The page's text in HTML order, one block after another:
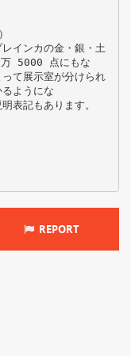
インカの金・銀・土
万 5000 点にもな
て展示室が分けられ
ようにな
表記もあります。
REPORT